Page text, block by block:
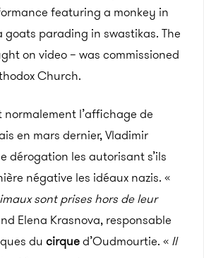
featuring a monkey in
goats parading in swastikas. The
on video – was commissioned
Church.
normalement l’affichage de
en mars dernier, Vladimir
dérogation les autorisant s’ils
négative les idéaux nazis. «
sont prises hors de leur
Elena Krasnova, responsable
du cirqued’Oudmourtie. « Il